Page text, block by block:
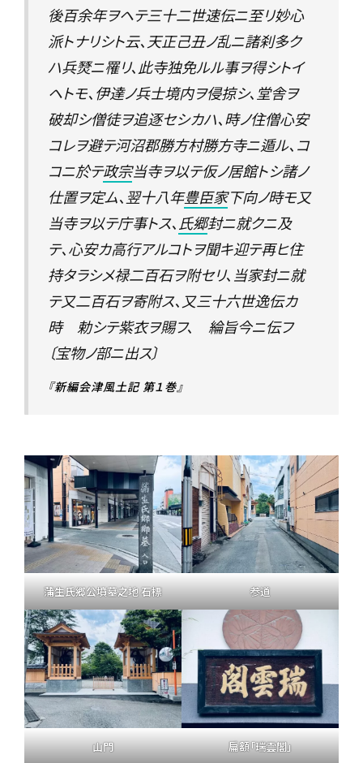
後百余年ヲヘテ三十二世速伝ニ至リ妙心
派トナリシト云、天正己丑ノ乱ニ諸刹多ク
ハ兵燹ニ罹リ、此寺独免ルル事ヲ得シトイ
ヘトモ、伊達ノ兵士境内ヲ侵掠シ、堂舎ヲ
破却シ僧徒ヲ追逐セシカハ、時ノ住僧心安
コレヲ避テ河沼郡勝方村勝方寺ニ遁ル、コ
コニ於テ政宗当寺ヲ以テ仮ノ居館トシ諸ノ
仕置ヲ定ム、翌十八年豊臣家下向ノ時モ又
当寺ヲ以テ庁事トス、 氏郷封ニ就クニ及
テ、心安カ高行アルコトヲ聞キ迎テ再ヒ住
持タラシメ禄二百石ヲ附セリ、当家封ニ就
テ又二百石ヲ寄附ス、又三十六世逸伝カ
時 勅シテ紫衣ヲ賜フ、 綸旨今ニ伝フ
〔宝物ノ部ニ出ス〕
『新編会津風土記 第１巻』
蒲生氏郷公墳墓之地 石標 参道
山門 扁額「瑞雲閣」